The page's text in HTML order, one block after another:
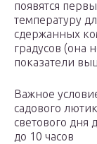
появятся
температуру
сдержанных
градусов (она
показатели
Важное
садового
светового дня
до 10 часов